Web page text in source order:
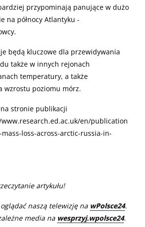
przypominają panujące w dużo
na północy Atlantyku -
będą kluczowe dla przewidywania
także w innych rejonach
temperatury, a także
wzrostu poziomu mórz.
stronie publikacji
en/publication
loss-across-arctic-russia-in-
artykułu!
naszą telewizję na wPolsce24.
media na wesprzyj.wpolsce24.